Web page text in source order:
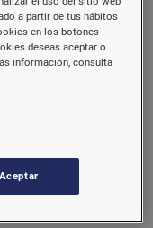
a partir de tus hábitos
en los botones
deseas aceptar o
información, consulta
Aceptar